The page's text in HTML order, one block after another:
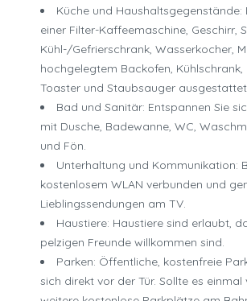
Küche und Haushaltsgegenstände:
einer Filter-Kaffeemaschine, Geschirr,
Kühl-/Gefrierschrank, Wasserkocher,
hochgelegtem Backofen,
Toaster und Staubsauger
Bad und Sanitär: Entspannen Sie
mit Dusche, Badewanne, WC,
und Fön.
Unterhaltung und Kommunikation:
kostenlosem WLAN verbunden und
Lieblingssendungen am TV.
Haustiere: Haustiere sind erlaubt,
pelzigen Freunde willkommen sind.
Parken: Öffentliche, kostenfreie
sich direkt vor der Tür. Sollte es einmal